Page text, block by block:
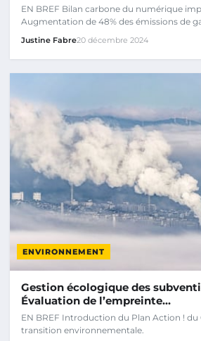
EN BREF Bilan carbone du numérique
Augmentation de 48% des émissions de
Justine Fabre20 décembre 2024
ENVIRONNEMENT
Gestion écologique des
Évaluation de l’empreinte…
EN BREF Introduction du Plan Action ! du
transition environnementale.